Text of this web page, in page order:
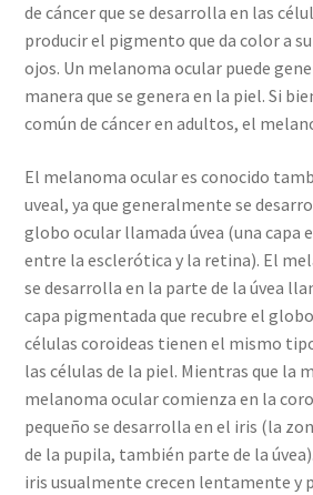
de cáncer que se desarrolla en las
producir el pigmento que da color a
ojos. Un melanoma ocular puede
manera que se genera en la piel. Si
común de cáncer en adultos, el
El melanoma ocular es conocido
uveal, ya que generalmente se
globo ocular llamada úvea (una capa
entre la esclerótica y la retina). El
se desarrolla en la parte de la úvea
capa pigmentada que recubre el
células coroideas tienen el mismo
las células de la piel. Mientras que la
melanoma ocular comienza en la
pequeño se desarrolla en el iris (la
de la pupila, también parte de la
iris usualmente crecen lentamente y